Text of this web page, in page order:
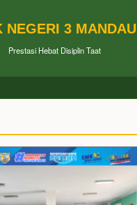
NEGERI 3 MANDAU
Prestasi Hebat Disiplin Taat